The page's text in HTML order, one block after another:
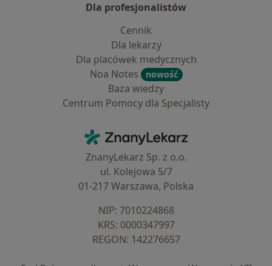
Dla profesjonalistów
Cennik
Dla lekarzy
Dla placówek medycznych
Noa Notes
nowość
Baza wiedzy
Centrum Pomocy dla Specjalisty
ZnanyLekarz - Strona główna
ZnanyLekarz Sp. z o.o.
ul. Kolejowa 5/7
01-217 Warszawa, Polska
NIP: ⁠7010224868
KRS: ⁠0000347997
REGON: ⁠142276657